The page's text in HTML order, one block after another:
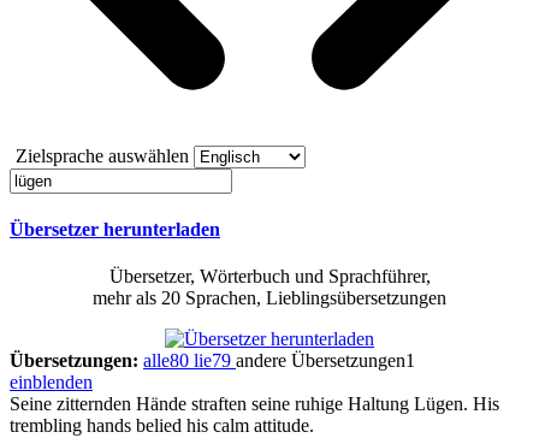
Zielsprache auswählen
Übersetzer herunterladen
Übersetzer, Wörterbuch und Sprachführer,
mehr als 20 Sprachen, Lieblingsübersetzungen
Übersetzungen: alle80 lie79 andere Übersetzungen1
einblenden
Seine zitternden Hände straften seine ruhige Haltung Lügen. His
trembling hands belied his calm attitude.